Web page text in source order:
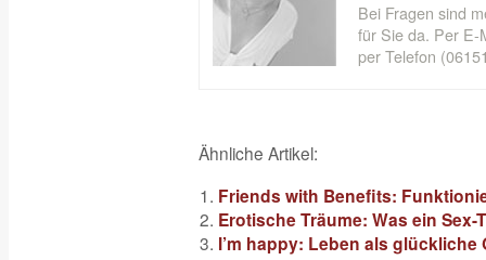
Bei Fragen sind
für Sie da. Per E-
per Telefon
Ähnliche Artikel:
Friends with Benefits:
Erotische Träume: Was ein Sex-
I’m happy: Leben als glückliche